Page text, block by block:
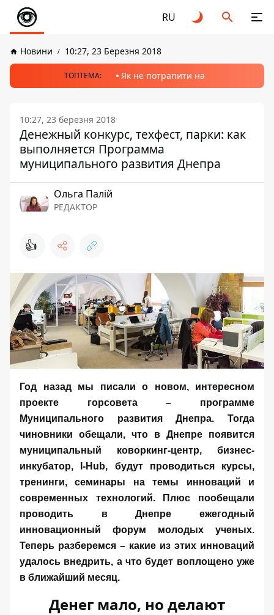
RU
Новини 10:27, 23 Березня 2018
ТОПТЕМА: Як не потрапити на
10:27, 23 березня 2018
Денежный конкурс, техфест, парки: как
выполняется Программа
муниципального развития Днепра
Ольга Палій
РЕДАКТОР
👍
Год назад мы писали о новом, интересном
проекте горсовета – программе
Муниципального развития Днепра. Тогда
чиновники обещали, что в Днепре появится
муниципальный коворкинг-центр, бизнес-
инкубатор,
I-Hub, будут проводиться курсы,
тренинги, семинары на темы инноваций и
современных технологий. Плюс пообещали
проводить в Днепре ежегодный
инновационный форум молодых ученых.
Теперь разберемся – какие из этих инноваций
удалось внедрить, а что будет воплощено уже
в ближайший месяц.
Денег мало, но делают